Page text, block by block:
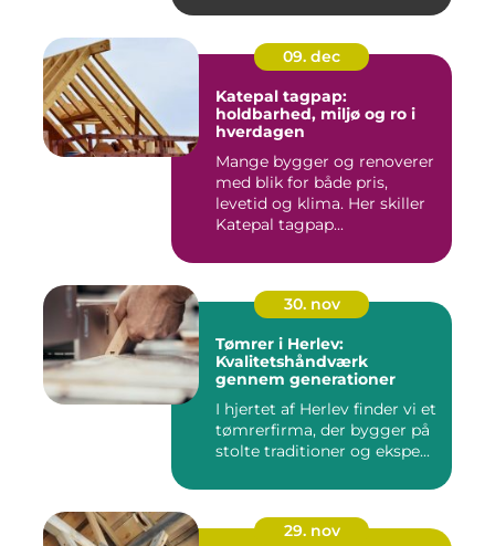
09. dec
Katepal tagpap:
holdbarhed, miljø og ro i
hverdagen
Mange bygger og renoverer
med blik for både pris,
levetid og klima. Her skiller
Katepal tagpap...
30. nov
Tømrer i Herlev:
Kvalitetshåndværk
gennem generationer
I hjertet af Herlev finder vi et
tømrerfirma, der bygger på
stolte traditioner og ekspe...
29. nov